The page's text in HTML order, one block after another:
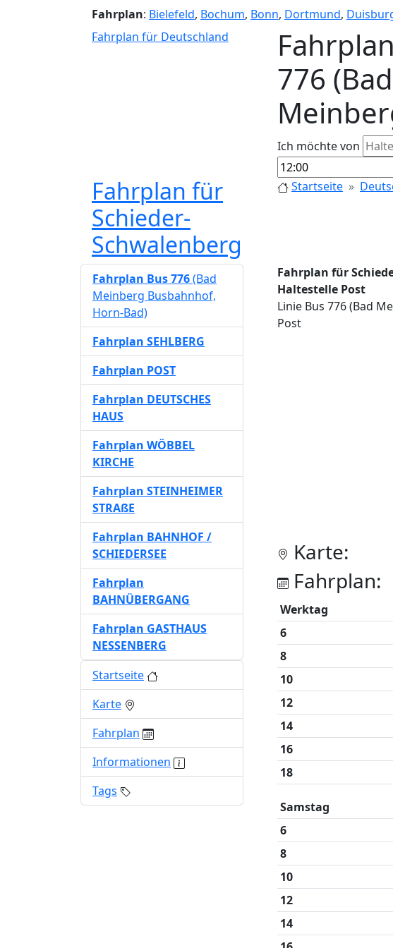
Fahrplan: Bielefeld, Bochum, Bonn, Dortmund,
Fahrplan für Deutschland
776
Ich möchte von
Fahrplan für
Schieder-
Schwalenberg
Startseite
Fahrplan für
Haltestelle Post
Linie Bus 776 (Bad
Post
Karte:
Fahrplan:
Werktag
6
8
10
12
14
16
18
Samstag
6
8
10
12
14
Fahrplan Bus 776(Bad
Meinberg Busbahnhof,
Horn-Bad)
Fahrplan SEHLBERG
Fahrplan POST
Fahrplan DEUTSCHES
HAUS
Fahrplan WÖBBEL
KIRCHE
Fahrplan STEINHEIMER
STRAßE
Fahrplan BAHNHOF /
SCHIEDERSEE
Fahrplan
BAHNÜBERGANG
Fahrplan GASTHAUS
NESSENBERG
Startseite
Karte
Fahrplan
Informationen
Tags